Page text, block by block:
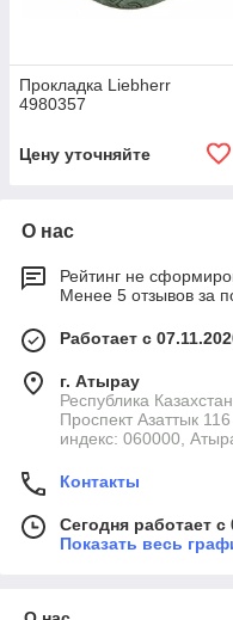
Прокладка Liebherr
4980357
Цену уточняйте
О нас
Рейтинг не
Менее 5 отзывов за
Работает с
г. Атырау
Республика
Проспект Азаттык
индекс: 060000,
Контакты
Сегодня работает с
Показать весь